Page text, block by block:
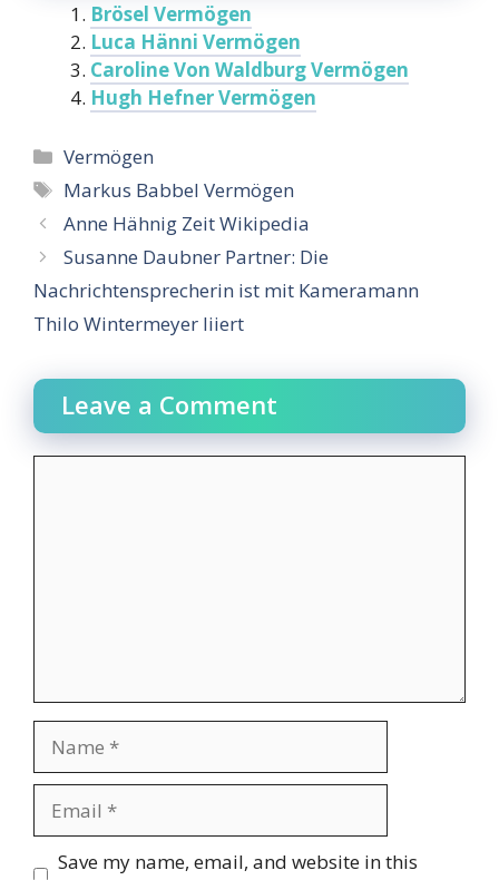
Brösel Vermögen
Luca Hänni Vermögen
Caroline Von Waldburg Vermögen
Hugh Hefner Vermögen
Categories
Vermögen
Tags
Markus Babbel Vermögen
Anne Hähnig Zeit Wikipedia
Susanne Daubner Partner: Die
Nachrichtensprecherin ist mit Kameramann
Thilo Wintermeyer liiert
Leave a Comment
Website
Save my name, email, and website in this